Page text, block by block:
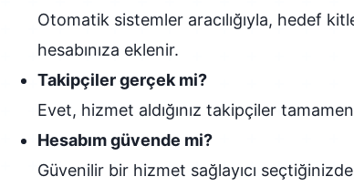
Otomatik sistemler aracılığıyla, hedef
hesabınıza eklenir.
Takipçiler gerçek mi?
Evet, hizmet aldığınız takipçiler
Hesabım güvende mi?
Güvenilir bir hizmet sağlayıcı